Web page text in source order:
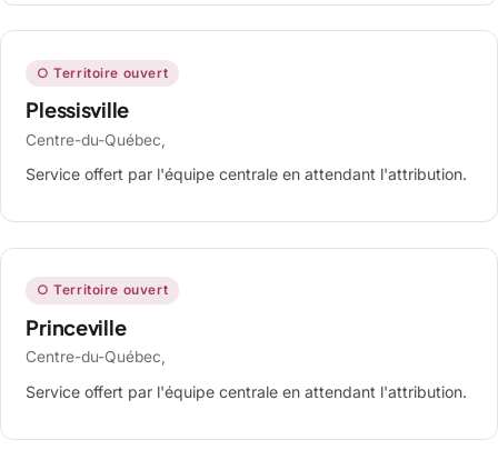
○ Territoire ouvert
Plessisville
Centre-du-Québec,
Service offert par l'équipe centrale en attendant l'attribution.
○ Territoire ouvert
Princeville
Centre-du-Québec,
Service offert par l'équipe centrale en attendant l'attribution.